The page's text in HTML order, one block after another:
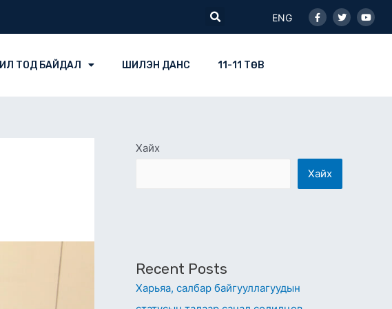
Search
ENG
f
ИЛ ТОД БАЙДАЛ ШИЛЭН ДАНС 11-11 ТӨВ
Хайх
Хайх
Recent Posts
Харьяа, салбар байгууллагуудын